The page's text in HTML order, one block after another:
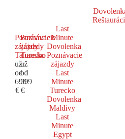
Poznávacie
zájazdy
Taliansko
už
od
699
€
Poznávacie
zájazdy
Turecko
už
od
599
€
Last
Minute
Dovolenka
Poznávacie
zájazdy
Last
Minute
Turecko
Dovolenka
Maldivy
Last
Minute
Egypt